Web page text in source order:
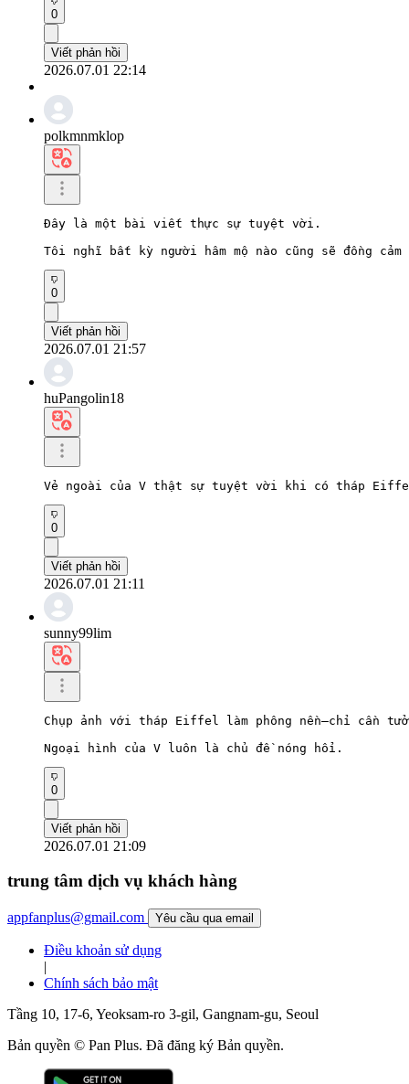
0
Viết phản hồi
2026.07.01 22:14
polkmnmklop
Đây là một bài viết thực sự tuyệt vời.
Tôi nghĩ bất kỳ người hâm mộ nào cũng sẽ đồng
0
Viết phản hồi
2026.07.01 21:57
huPangolin18
Vẻ ngoài của V thật sự tuyệt vời khi có tháp
0
Viết phản hồi
2026.07.01 21:11
sunny99lim
Chụp ảnh với tháp Eiffel làm phông nền—chỉ cần
Ngoại hình của V luôn là chủ đề nóng hổi.
0
Viết phản hồi
2026.07.01 21:09
trung tâm dịch vụ khách hàng
appfanplus@gmail.com Yêu cầu qua email
Điều khoản sử dụng
|
Chính sách bảo mật
Tầng 10, 17-6, Yeoksam-ro 3-gil, Gangnam-gu, Seoul
Bản quyền © Pan Plus. Đã đăng ký Bản quyền.